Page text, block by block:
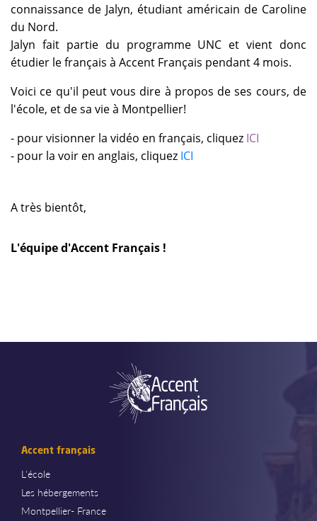
connaissance de Jalyn, étudiant américain de Caroline
du Nord.
Jalyn fait partie du programme UNC et vient donc
étudier le français à Accent Français pendant 4 mois.
Voici ce qu'il peut vous dire à propos de ses cours, de
l'école, et de sa vie à Montpellier!
- pour visionner la vidéo en français, cliquez ICI
- pour la voir en anglais, cliquez ICI
A très bientôt,
L'équipe d'Accent Français !
Accent français
L'école
Les hébergements
Montpellier- France